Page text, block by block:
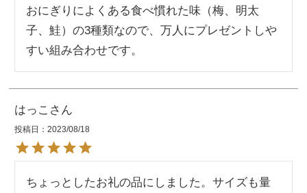
おにぎりによくある食べ慣れた味（梅、明太
子、鮭）の3種類なので、万人にプレゼントしや
すい組み合わせです。
はっこ
投稿日 2023/08/18
ちょっとしたお礼の品にしました。サイズも量